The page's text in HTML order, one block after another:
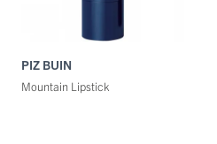
PIZ BUIN
Mountain Lipstick